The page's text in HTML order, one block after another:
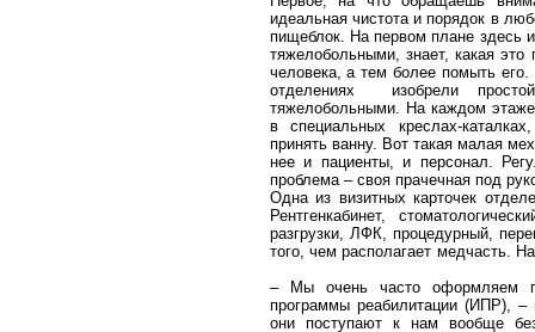
идеальная чистота и порядок в
пищеблок. На первом плане здесь и
тяжелобольными, знает, какая это
человека, а тем более помыть
отделениях
изобрели
тяжелобольными. На каждом
в специальных креслах-
принять ванну. Вот такая малая
нее и пациенты, и персонал.
проблема – своя прачечная под
Одна из визитных карточек
Рентгенкабинет,
разгрузки, ЛФК, процедурный,
того, чем располагает медчасть.
– Мы очень часто оформляем
программы реабилитации (ИПР),
они поступают к нам вообще